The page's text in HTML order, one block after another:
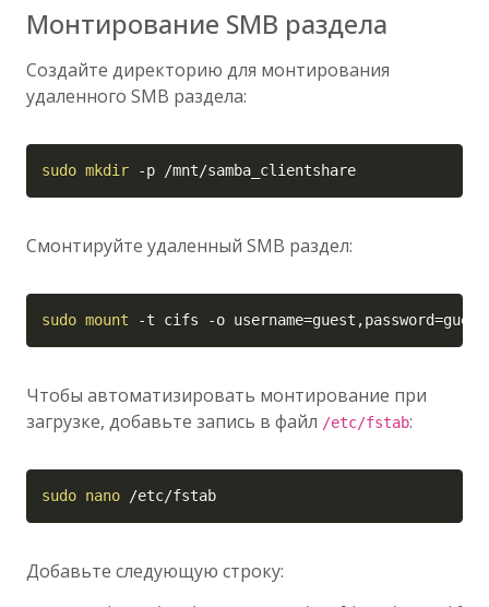
Монтирование SMB раздела
Создайте директорию для монтирования
удаленного SMB раздела:
sudo mkdir -p /mnt/samba_clientshare
Смонтируйте удаленный SMB раздел:
sudo mount -t cifs -o username=guest,password=
Copy
Чтобы автоматизировать монтирование при
загрузке, добавьте запись в файл /etc/fstab:
sudo nano /etc/fstab
Добавьте следующую строку: